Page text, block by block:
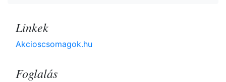
Linkek
Akcioscsomagok.hu
Foglalás